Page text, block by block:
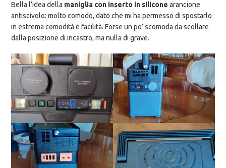
Bella l’idea della maniglia con inserto in siliconearancione
antiscivolo: molto comodo, dato che mi ha permesso di spostarlo
in estrema comodità e facilità. Forse un po’ scomoda da scollare
dalla posizione di incastro, ma nulla di grave.